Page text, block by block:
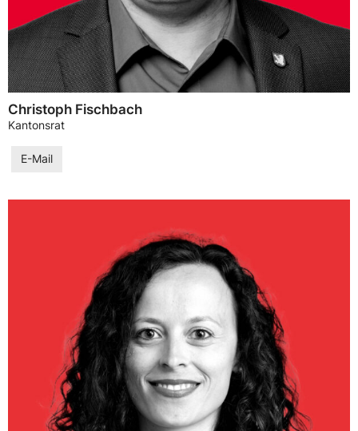
Christoph Fischbach
Kantonsrat
E-Mail